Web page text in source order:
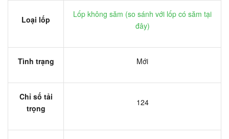
Loại lốp
Lốp không săm (so sánh với lốp có săm tại
đây)
Tình trạng Mới
Chỉ số tải
trọng
124